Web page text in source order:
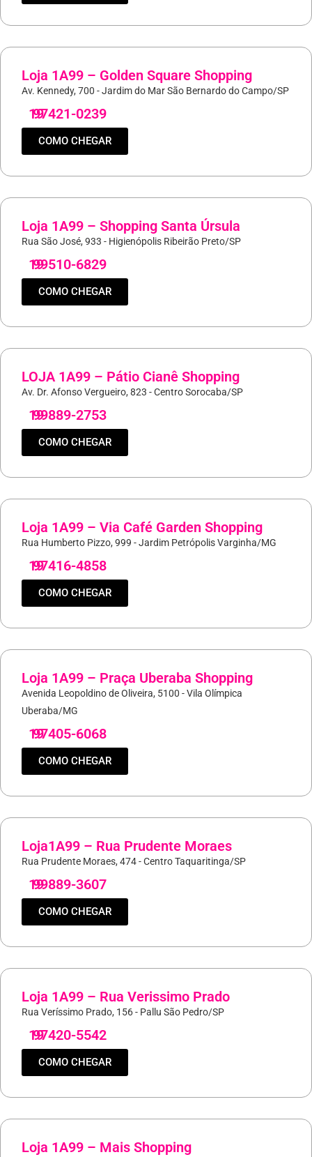
Loja 1A99 – Golden Square Shopping
Av. Kennedy, 700 - Jardim do Mar São Bernardo do Campo/SP
19
97421-0239
COMO CHEGAR
Loja 1A99 – Shopping Santa Úrsula
Rua São José, 933 - Higienópolis Ribeirão Preto/SP
19
99510-6829
COMO CHEGAR
LOJA 1A99 – Pátio Cianê Shopping
Av. Dr. Afonso Vergueiro, 823 - Centro Sorocaba/SP
19
99889-2753
COMO CHEGAR
Loja 1A99 – Via Café Garden Shopping
Rua Humberto Pizzo, 999 - Jardim Petrópolis Varginha/MG
19
97416-4858
COMO CHEGAR
Loja 1A99 – Praça Uberaba Shopping
Avenida Leopoldino de Oliveira, 5100 - Vila Olímpica
Uberaba/MG
19
97405-6068
COMO CHEGAR
Loja1A99 – Rua Prudente Moraes
Rua Prudente Moraes, 474 - Centro Taquaritinga/SP
19
99889-3607
COMO CHEGAR
Loja 1A99 – Rua Verissimo Prado
Rua Veríssimo Prado, 156 - Pallu São Pedro/SP
19
97420-5542
COMO CHEGAR
Loja 1A99 – Mais Shopping